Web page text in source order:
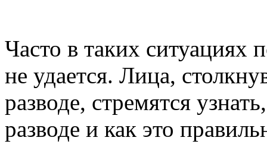
Часто в таких
не удается. Лица,
разводе, стремятся
разводе и как это